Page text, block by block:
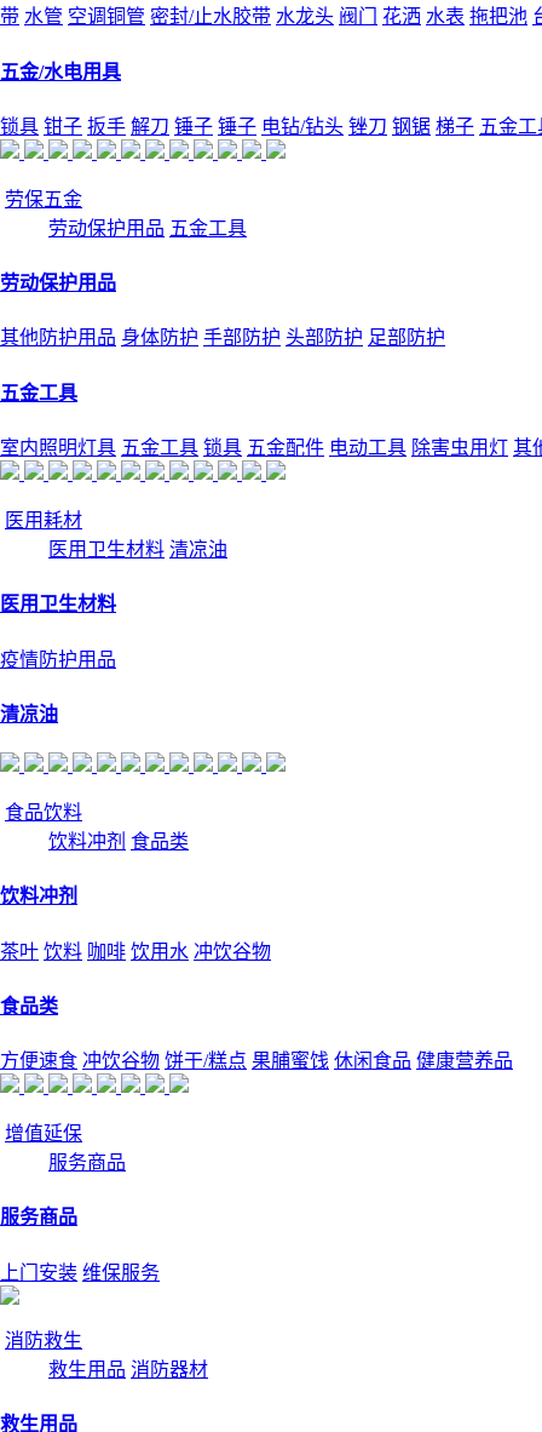
带 水管 空调铜管 密封/止水胶带 水龙头 阀门 花洒 水表 拖把池
五金/水电用具
锁具 钳子 扳手 解刀 锤子 锤子 电钻/钻头 锉刀 钢锯 梯子 五金
劳保五金
劳动保护用品 五金工具
劳动保护用品
其他防护用品 身体防护 手部防护 头部防护 足部防护
五金工具
室内照明灯具 五金工具 锁具 五金配件 电动工具 除害虫用灯 其
医用耗材
医用卫生材料 清凉油
医用卫生材料
疫情防护用品
清凉油
食品饮料
饮料冲剂 食品类
饮料冲剂
茶叶 饮料 咖啡 饮用水 冲饮谷物
食品类
方便速食 冲饮谷物 饼干/糕点 果脯蜜饯 休闲食品 健康营养品
增值延保
服务商品
服务商品
上门安装 维保服务
消防救生
救生用品 消防器材
救生用品